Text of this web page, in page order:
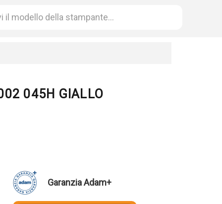
045H GIALLO
Garanzia Adam+